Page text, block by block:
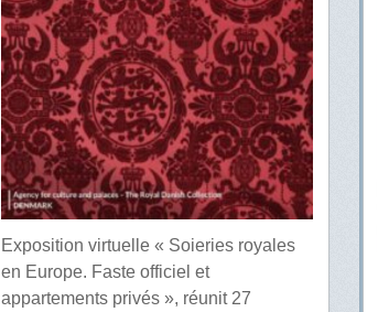
Exposition virtuelle « Soieries royales
en Europe. Faste officiel et
appartements privés », réunit 27